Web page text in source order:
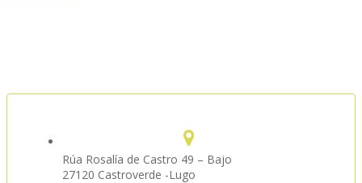
Rúa Rosalía de Castro 49 – Bajo
27120 Castroverde -Lugo